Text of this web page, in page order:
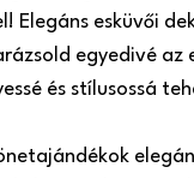
esküvői
egyedivé az
és stílusossá